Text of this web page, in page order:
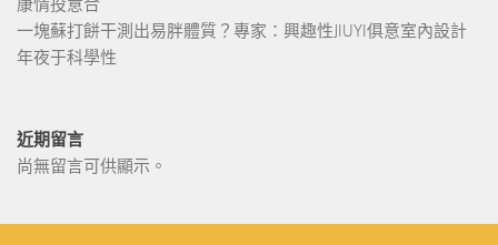
康情投意合
一塊蘇打餅干測出易胖體質？專家：興趣性JIUYI俱意室內設計
年夜于科學性
近期留言
尚無留言可供顯示。